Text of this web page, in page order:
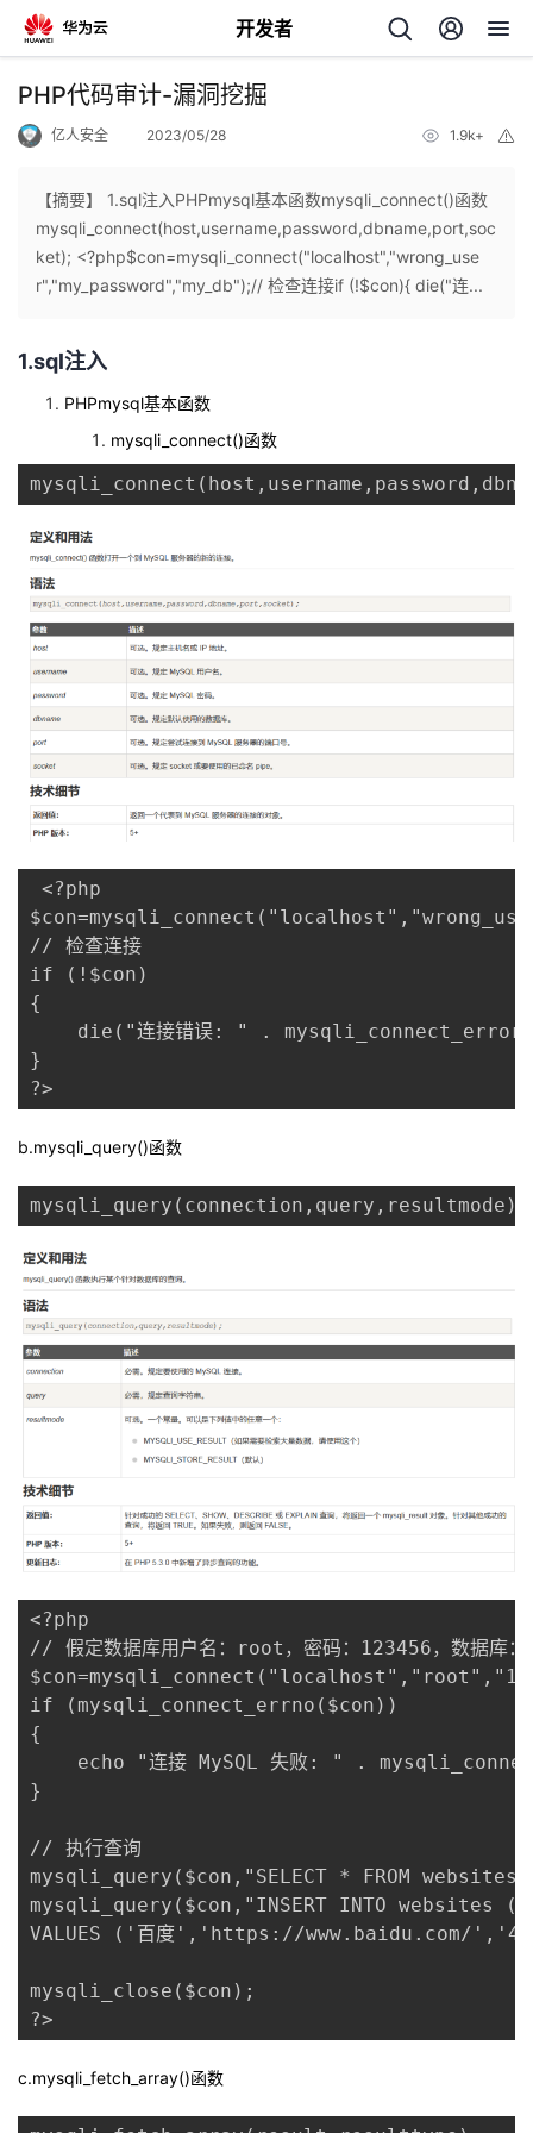
开发者
返
个
主
页
的
开
者
我
的
客
我
论
的
子
我
直
播
的
活
我
的
注
我
开
发
者
学
堂
课
程
的
认
证
我
的
实
验
我
的
收
的
Programs
我
的
支
持
我
的
术
支
持
我
云
声
建
PHP代码审计-漏洞挖掘
亿人安全 2023/05/28 1.9k+
【摘要】 1.sql注入PHPmysql基本函数mysqli_connect()函数
mysqli_connect(host,username,password,dbname,port,soc
ket); <?php$con=mysqli_connect("localhost","wrong_use
r","my_password","my_db");// 检查连接if (!$con){ die("连...
1.sql注入
PHPmysql基本函数
mysqli_connect()函数
<?php
// 检查连接
if (!$con)
{
die("连接错误: " .
}
?>
b.mysqli_query()函数
mysqli_query(connection,query,resultmode);
<?php
// 假定数据库用户名：root，密码：123456，数据库：
if (mysqli_connect_errno($con))
{
echo "连接 MySQL 失败: " .
}
// 执行查询
mysqli_query($con,"SELECT * FROM
mysqli_query($con,"INSERT INTO
VALUES ('百度','https://www.baidu.com/
mysqli_close($con);
c.mysqli_fetch_array()函数